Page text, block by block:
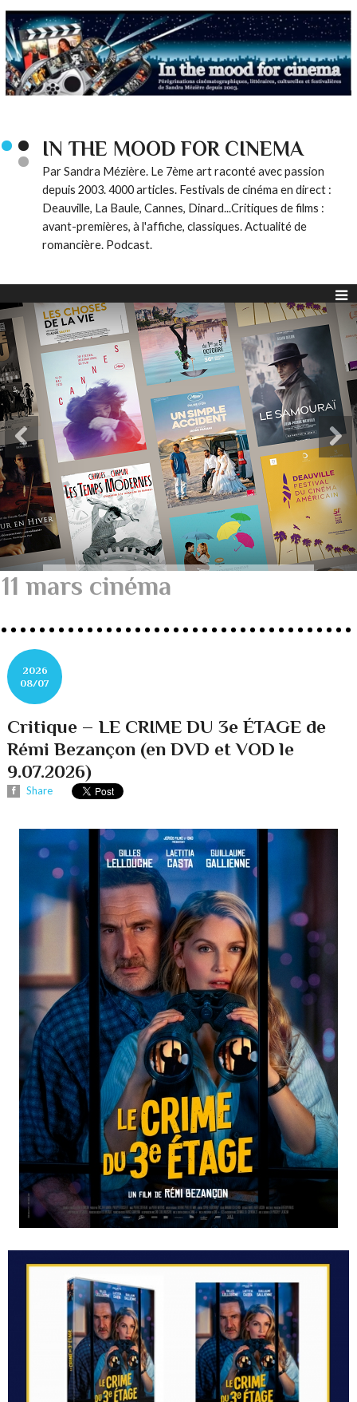
IN THE MOOD FOR CINEMA
Par Sandra Mézière. Le 7ème art raconté avec passion
depuis 2003. 4000 articles. Festivals de cinéma en direct :
Deauville, La Baule, Cannes, Dinard...Critiques de films :
avant-premières, à l'affiche, classiques. Actualité de
romancière. Podcast.
11 mars cinéma
2026
08/07
Critique – LE CRIME DU 3e ÉTAGE de
Rémi Bezançon (en DVD et VOD le
9.07.2026)
Share